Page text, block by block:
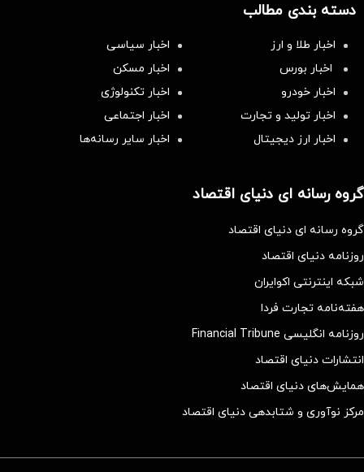
دسته بندی مطالب
اخبار طلا و ارز
اخبار سیاسی
اخبار بورس
اخبار مسکن
اخبار خودرو
اخبار تکنولوژی
اخبار تولید و تجارت
اخبار اجتماعی
اخبار ارز دیجیتال
اخبار سایر رسانه‌‌ها
گروه رسانه ای دنیای اقتصاد
گروه رسانه ای دنیای اقتصاد
روزنامه دنیای اقتصاد
شبکه اینترنتی اکوایران
هفته‌نامه تجارت فردا
روزنامه انگلیسی Financial Tribune
انتشارات دنیای اقتصاد
همایش‌های دنیای اقتصاد
مرکز نوآوری و شتابدهی دنیای اقتصاد